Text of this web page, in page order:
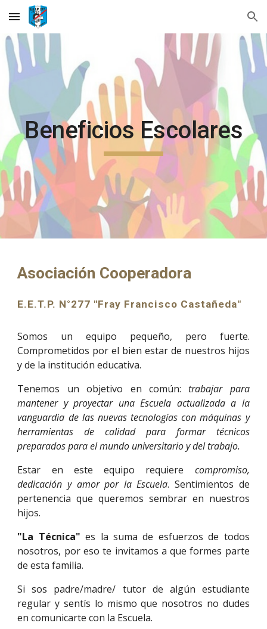
Skip to main content Skip to navigation
Beneficios Escolares
Asociación Cooperadora
E.E.T.P. N°277 "Fray Francisco Castañeda"
Somos un equipo pequeño, pero fuerte.
Comprometidos por el bien estar de nuestros hijos
y de la institución educativa.
Tenemos un objetivo en común:trabajar para
mantener y proyectar una Escuela actualizada a la
vanguardia de las nuevas tecnologías con máquinas y
herramientas de calidad para formar técnicos
preparados para el mundo universitario y del trabajo.
Estar en este equipo requiere compromiso,
dedicación y amor por la Escuela. Sentimientos de
pertenencia que queremos sembrar en nuestros
hijos.
"La Técnica"es la suma de esfuerzos de todos
nosotros, por eso te invitamos a que formes parte
de esta familia.
Si sos padre/madre/ tutor de algún estudiante
regular y sentís lo mismo que nosotros no dudes
en comunicarte con la Escuela.